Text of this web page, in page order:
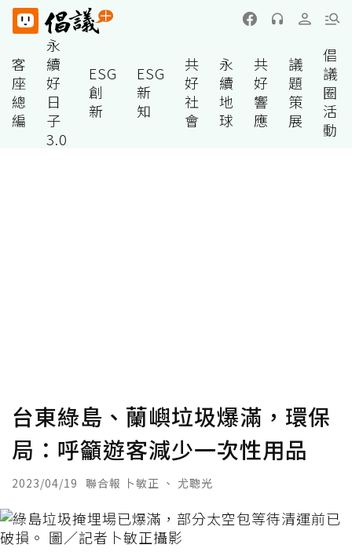
客
座
總
編
永
續
好
日
子
3.0
ESG
創
新
ESG
新
知
共
好
社
會
永
續
地
球
共
好
響
應
議
題
策
展
倡
議
圈
活
動
台東綠島、蘭嶼垃圾爆滿，環保
局：呼籲遊客減少一次性用品
2023/04/19 聯合報 卜敏正 、 尤聰光